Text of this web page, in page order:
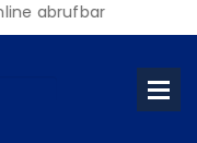
abrufbar